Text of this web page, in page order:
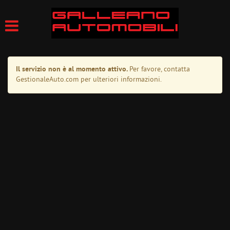
Il servizio non è al momento attivo. Per favore, contatta
GestionaleAuto.com per ulteriori informazioni.